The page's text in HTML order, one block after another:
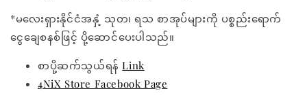
*မလေးရှားနိုင်ငံအနှံ့ သုတ၊ ရသ စာအုပ်များကို ပစ္စည်းရောက်
ငွေချေစနစ်ဖြင့် ပို့ဆောင်ပေးပါသည်။
စာပို့ဆက်သွယ်ရန်Link
4NiX Store Facebook Page